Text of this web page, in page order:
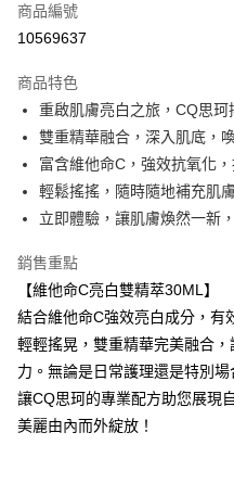
超商取貨付款
Apple Pay
街口支付
悠遊付
ATM付款
全家取貨付款
每筆NT$85，滿NT$499(含以
付款後全家取貨
每筆NT$85，滿NT$499(含以上)
商品編號
10569637
商品特色
重啟肌膚亮白之旅，CQ思珂
雙重精華融合，深入肌底，
富含維他命C，強效抗氧化
輕鬆搖搖，隨時隨地補充肌
立即體驗，讓肌膚煥然一新
銷售重點
【維他命C亮白雙精萃30ML】
結合維他命C強效亮白成分，有
輕輕搖晃，雙重精華完美融合
力。無論是日常護理還是特別場
讓CQ思珂的專業配方助您展現
美麗由內而外綻放！